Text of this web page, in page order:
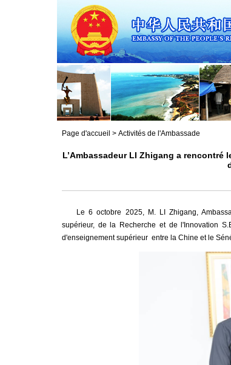
Page d'accueil > Activités de l'Ambassade
L’Ambassadeur LI Zhigang a rencontré
Le 6 octobre 2025, M. LI Zhigang,
supérieur, de la Recherche et de l'Innovation
d'enseignement supérieur entre la Chine et le